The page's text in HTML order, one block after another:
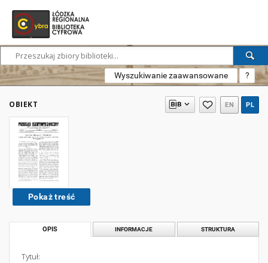
Wyszukiwanie zaawansowane ?
OBIEKT EN PL
Pokaż treść
OPIS INFORMACJE STRUKTURA
Tytuł: